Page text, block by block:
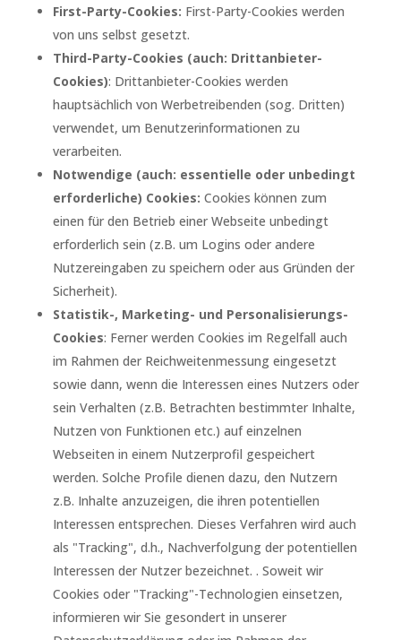
First-Party-Cookies: First-Party-Cookies werden
von uns selbst gesetzt.
Third-Party-Cookies (auch: Drittanbieter-
Cookies): Drittanbieter-Cookies werden
hauptsächlich von Werbetreibenden (sog. Dritten)
verwendet, um Benutzerinformationen zu
verarbeiten.
Notwendige (auch: essentielle oder unbedingt
erforderliche) Cookies: Cookies können zum
einen für den Betrieb einer Webseite unbedingt
erforderlich sein (z.B. um Logins oder andere
Nutzereingaben zu speichern oder aus Gründen der
Sicherheit).
Statistik-, Marketing- und Personalisierungs-
Cookies: Ferner werden Cookies im Regelfall auch
im Rahmen der Reichweitenmessung eingesetzt
sowie dann, wenn die Interessen eines Nutzers oder
sein Verhalten (z.B. Betrachten bestimmter Inhalte,
Nutzen von Funktionen etc.) auf einzelnen
Webseiten in einem Nutzerprofil gespeichert
werden. Solche Profile dienen dazu, den Nutzern
z.B. Inhalte anzuzeigen, die ihren potentiellen
Interessen entsprechen. Dieses Verfahren wird auch
als "Tracking", d.h., Nachverfolgung der potentiellen
Interessen der Nutzer bezeichnet. . Soweit wir
Cookies oder "Tracking"-Technologien einsetzen,
informieren wir Sie gesondert in unserer